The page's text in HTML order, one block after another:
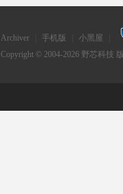
Archiver 手机版 小黑屋
Copyright © 2004-2026 野芯科技